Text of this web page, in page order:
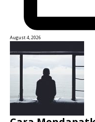
August 4, 2026